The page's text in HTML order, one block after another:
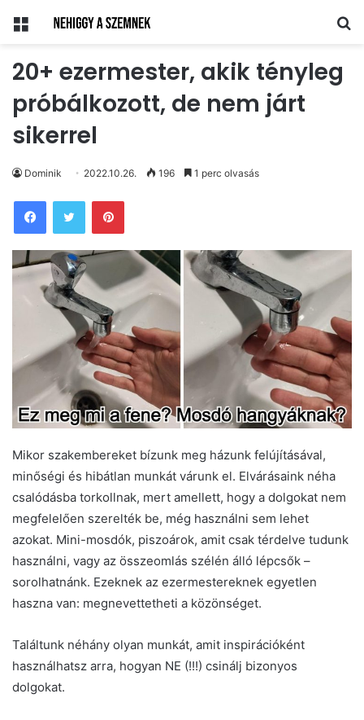
Menü
20+ ezermester, akik tényleg
próbálkozott, de nem járt
sikerrel
Dominik 2022.10.26. 196 1 perc olvasás
Pinterest
Mikor szakembereket bízunk meg házunk felújításával,
minőségi és hibátlan munkát várunk el. Elvárásaink néha
csalódásba torkollnak, mert amellett, hogy a dolgokat nem
megfelelően szerelték be, még használni sem lehet
azokat. Mini-mosdók, piszoárok, amit csak térdelve tudunk
használni, vagy az összeomlás szélén álló lépcsők –
sorolhatnánk. Ezeknek az ezermestereknek egyetlen
haszna van: megnevettetheti a közönséget.
Találtunk néhány olyan munkát, amit inspirációként
használhatsz arra, hogyan NE (!!!) csinálj bizonyos
dolgokat.